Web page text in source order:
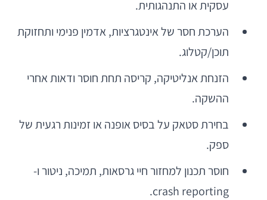
עסקית או התנהגותית.
הערכת חסר של אינטגרציות, אדמין פנימי ותחזוקת
תוכן/קטלוג.
הזנחת אנליטיקה, קריסה תחת חוסר ודאות אחרי
ההשקה.
בחירת סטאק על בסיס אופנה או זמינות רגעית של
ספק.
חוסר תכנון למחזור חיי גרסאות, תמיכה, ניטור ו-
crash reporting.